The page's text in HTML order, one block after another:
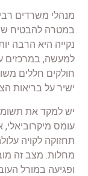
מנהלי משרדים
במטרה להבטיח
נקייה היא הרבה
למעשה, במרכזים
חולקים חללים
ישיר על בריאות
יש למקד את
עומס מיקרוביאלי,
תחזוקה לקויה
מחלות. מצב זה
ופגיעה במורל